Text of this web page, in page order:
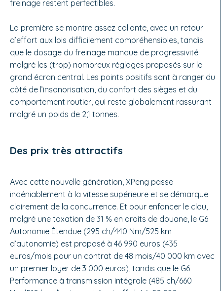
freinage restent perfectibles.
La première se montre assez collante, avec un retour
d’effort aux lois difficilement compréhensibles, tandis
que le dosage du freinage manque de progressivité
malgré les (trop) nombreux réglages proposés sur le
grand écran central. Les points positifs sont à ranger du
côté de l’insonorisation, du confort des sièges et du
comportement routier, qui reste globalement rassurant
malgré un poids de 2,1 tonnes.
Des prix très attractifs
Avec cette nouvelle génération, XPeng passe
indéniablement à la vitesse supérieure et se démarque
clairement de la concurrence. Et pour enfoncer le clou,
malgré une taxation de 31 % en droits de douane, le G6
Autonomie Étendue (295 ch/440 Nm/525 km
d’autonomie) est proposé à 46 990 euros (435
euros/mois pour un contrat de 48 mois/40 000 km avec
un premier loyer de 3 000 euros), tandis que le G6
Performance à transmission intégrale (485 ch/660